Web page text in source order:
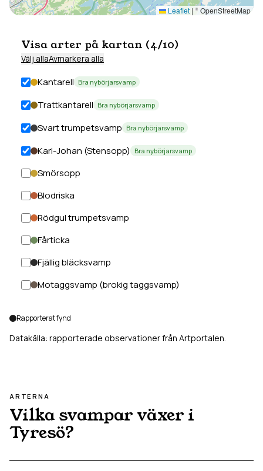
Leaflet | © OpenStreetMap
Visa arter på kartan (4/10)
Välj allaAvmarkera alla
Kantarell Bra nybörjarsvamp
Trattkantarell Bra nybörjarsvamp
Svart trumpetsvamp Bra nybörjarsvamp
Karl-Johan (Stensopp) Bra nybörjarsvamp
Smörsopp
Blodriska
Rödgul trumpetsvamp
Fårticka
Fjällig bläcksvamp
Motaggsvamp (brokig taggsvamp)
Rapporterat fynd
Datakälla: rapporterade observationer från Artportalen.
ARTERNA
Vilka svampar växer i
Tyresö?